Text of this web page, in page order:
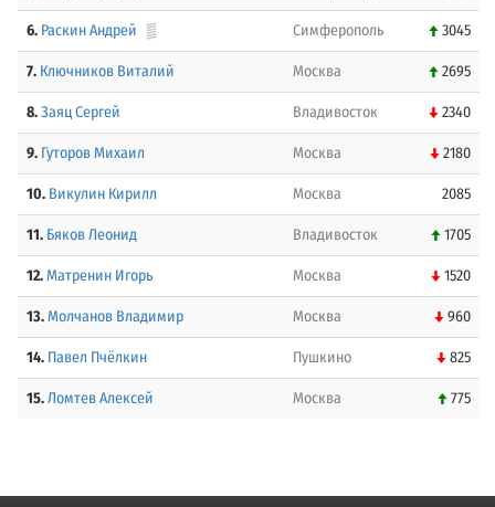
6. Раскин Андрей Симферополь 3045
7. Ключников Виталий Москва 2695
8.Заяц Сергей Владивосток 2340
9. Гуторов Михаил Москва 2180
10. Викулин Кирилл Москва 2085
11. Бяков Леонид Владивосток 1705
12.Матренин Игорь Москва 1520
13.Молчанов Владимир Москва 960
14. Павел Пчёлкин Пушкино 825
15.Ломтев Алексей Москва 775